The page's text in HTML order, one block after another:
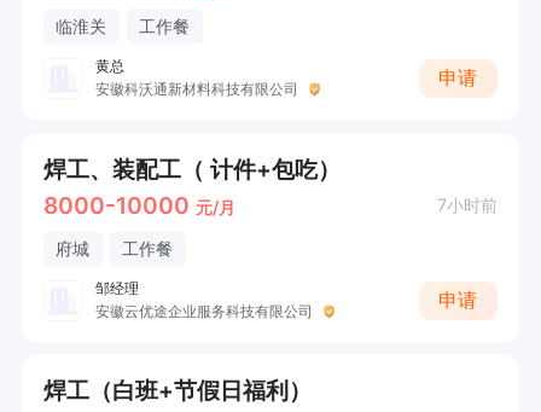
临淮关 工作餐
黄总
安徽科沃通新材料科技有限公司
申请
焊工、装配工（ 计件+包吃）
8000-10000 元/月 7小时前
府城 工作餐
邹经理
安徽云优途企业服务科技有限公司
申请
焊工（白班+节假日福利）